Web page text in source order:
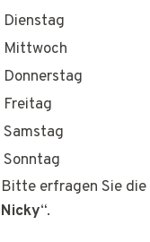
Dienstag
Mittwoch
Donnerstag
Freitag
Samstag
Sonntag
Bitte erfragen Sie
Nicky“.